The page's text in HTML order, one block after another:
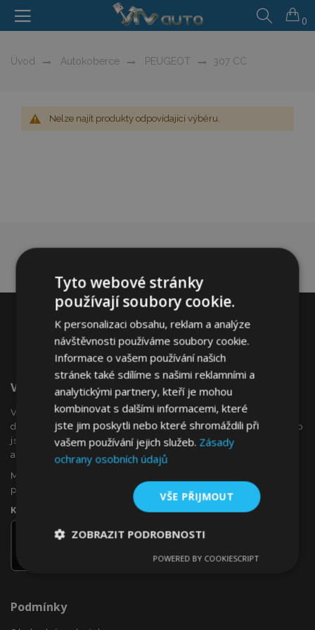
0
Úvod Autokoberce PEUGEOT 307 CC
Nelze najít produkty odpovídající výběru.
Vítejte Na VTVauto.cz
VTVauto je maloobchodním prodejcem a velkoobchodním
dodavatelem autopříslušenství a autodoplňků v Evropě, jako
jsou např .: ozdobné kryty kol (poklice), okenní deflektory,
autopotahy, autorohože, chromové kryty a rámy, ...
Máte zájem o dropshipping, nebo se chcete stát naším
partnerem?
Kontaktujte nás ještě dnes!
Podmínky
Tyto webové stránky
používají soubory cookie.
K personalizaci obsahu, reklam a analýze
návštěvnosti používáme soubory cookie.
Informace o vašem používání našich
stránek také sdílíme s našimi reklamními a
analytickými partnery, kteří je mohou
kombinovat s dalšími informacemi, které
jste jim poskytli nebo které shromáždili při
vašem používání jejich služeb. Zásady
ochrany osobních údajů
VŠE PŘIJMOUT
ZOBRAZIT PODROBNOSTI
Výkonové
Soubory
POWERED BY COOKIESCRIPT